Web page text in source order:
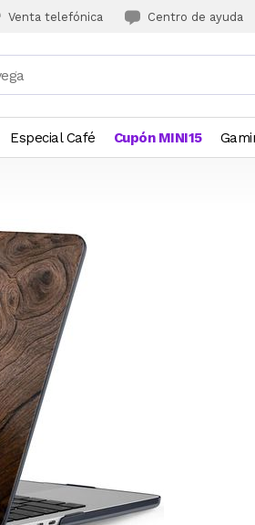
Venta telefónica Centro de ayuda
Especial Café Cupón MINI15